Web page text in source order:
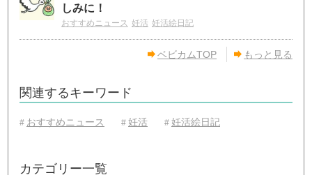
しみに！
おすすめニュース 妊活 妊活絵日記
ベビカムTOP もっと見る
関連するキーワード
# おすすめニュース # 妊活 # 妊活絵日記
カテゴリー一覧